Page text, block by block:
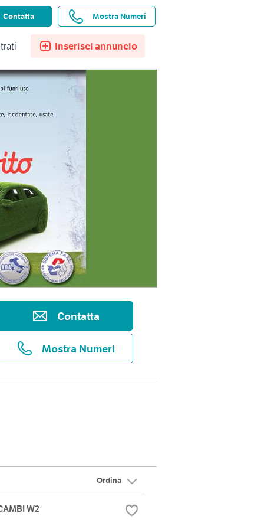
Ricerche salvate Preferiti
Inserisci annuncio
Contatta Mostra Numeri
Contatta
Mostra Numeri
Ordina
W2